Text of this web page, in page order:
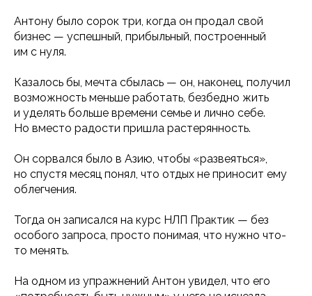
Антону было сорок три, когда он продал свой
бизнес — успешный, прибыльный, построенный
им с нуля.
Казалось бы, мечта сбылась — он, наконец, получил
возможность меньше работать, безбедно жить
и уделять больше времени семье и лично себе.
Но вместо радости пришла растерянность.
Он сорвался было в Азию, чтобы «развеяться»,
но спустя месяц понял, что отдых не приносит ему
облегчения.
Тогда он записался на курс НЛП Практик — без
особого запроса, просто понимая, что нужно что-
то менять.
На одном из упражнений Антон увидел, что его